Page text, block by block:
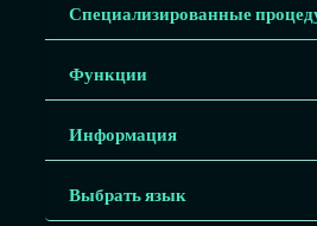
Специализированные
Функции
Информация
Выбрать язык